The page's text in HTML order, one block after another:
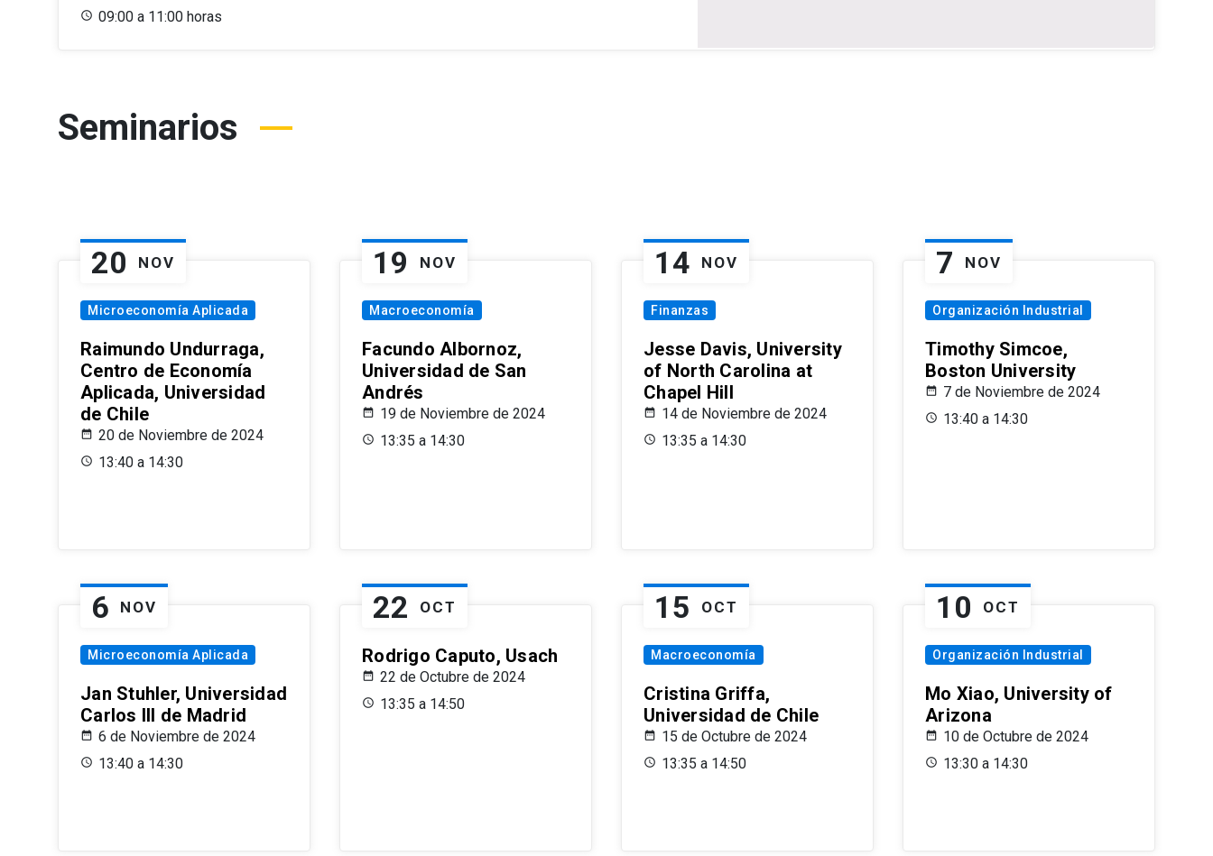
09:00 a 11:00 horas
Seminarios
20 NOV
Microeconomía Aplicada
Raimundo Undurraga,
Centro de Economía
Aplicada, Universidad
de Chile
20 de Noviembre de 2024
13:40 a 14:30
19 NOV
Macroeconomía
Facundo Albornoz,
Universidad de San
Andrés
19 de Noviembre de 2024
13:35 a 14:30
14 NOV
Finanzas
Jesse Davis, University
of North Carolina at
Chapel Hill
14 de Noviembre de 2024
13:35 a 14:30
7 NOV
Organización Industrial
Timothy Simcoe,
Boston University
7 de Noviembre de 2024
13:40 a 14:30
6 NOV
Microeconomía Aplicada
Jan Stuhler, Universidad
Carlos III de Madrid
6 de Noviembre de 2024
13:40 a 14:30
22 OCT
Rodrigo Caputo, Usach
22 de Octubre de 2024
13:35 a 14:50
15 OCT
Macroeconomía
Cristina Griffa,
Universidad de Chile
15 de Octubre de 2024
13:35 a 14:50
10 OCT
Organización Industrial
Mo Xiao, University of
Arizona
10 de Octubre de 2024
13:30 a 14:30